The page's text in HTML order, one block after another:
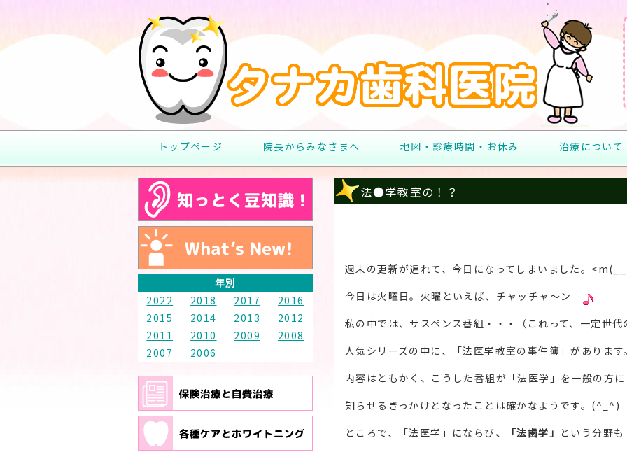
トップページ 院長からみなさまへ 地図・診療時間・お休み 治療について
法●学教室の！？
週末の更新が遅れて、今日になってしまいました。
今日は火曜日。火曜といえば、チャッチャ～ン
私の中では、サスペンス番組・・・（これって、一定世代
人気シリーズの中に、「法医学教室の事件簿」があります。
内容はともかく、こうした番組が「法医学」を一般の方に
知らせるきっかけとなったことは確かなようです。(^_^)
ところで、「法医学」にならび、「法歯学」 という分野も
年別
2022
2018 2017
2016
2015
2014 2013
2012
2011
2010 2009
2008
2007
2006